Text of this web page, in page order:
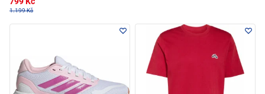
1.199 Kč